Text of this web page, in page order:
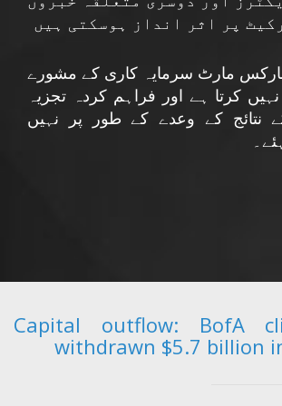
پر اثر انداز ہوسکتی ہیں
مارٹ سرمایہ کاری کے مشورے
کرتا ہے اور فراہم کردہ تجزیہ
نتائج کے وعدے کے طور پر نہیں
Capital outflow: BofA
withdrawn $5.7 billion